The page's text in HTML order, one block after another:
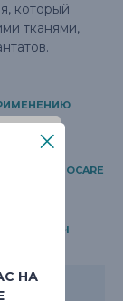
который
тканями,
BIOCARE
ПОД КЛЮЧ
НА